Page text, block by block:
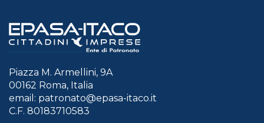
Piazza M. Armellini, 9A
00162 Roma, Italia
email: patronato@epasa-itaco.it
C.F. 80183710583